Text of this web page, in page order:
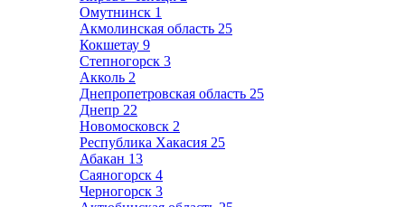
Омутнинск 1
Акмолинская область 25
Кокшетау 9
Степногорск 3
Акколь 2
Днепропетровская область 25
Днепр 22
Новомосковск 2
Республика Хакасия 25
Абакан 13
Саяногорск 4
Черногорск 3